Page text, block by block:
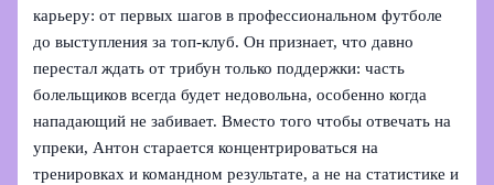
карьеру: от первых шагов в профессиональном футболе
до выступления за топ‑клуб. Он признает, что давно
перестал ждать от трибун только поддержки: часть
болельщиков всегда будет недовольна, особенно когда
нападающий не забивает. Вместо того чтобы отвечать на
упреки, Антон старается концентрироваться на
тренировках и командном результате, а не на статистике и